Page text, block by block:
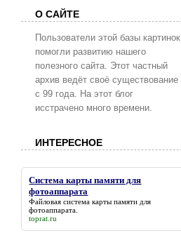
О САЙТЕ
Пользователи этой базы картинок
помогли развитию нашего
полезного сайта. Этот частный
архив ведёт своё существование
с 99 года. На этот блог
исстрачено много времени.
ИНТЕРЕСНОЕ
Система карты памяти для
фотоаппарата
Файловаясистема карты памяти для
фотоаппарата
toprat.ru